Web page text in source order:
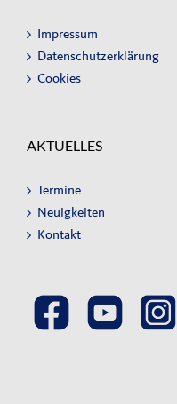
Impressum
Datenschutzerklärung
Cookies
AKTUELLES
Termine
Neuigkeiten
Kontakt